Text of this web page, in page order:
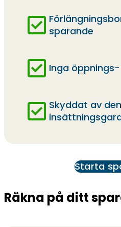
sparande
Inga
Skyddat av
Starta
Räkna på ditt